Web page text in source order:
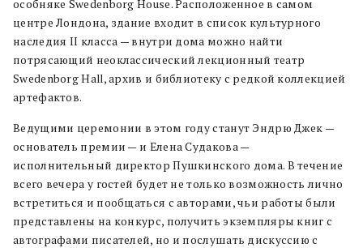
особняке Swedenborg House. Расположенное в самом
центре Лондона, здание входит в список культурного
наследия II класса — внутри дома можно найти
потрясающий неоклассический лекционный театр
Swedenborg Hall, архив и библиотеку с редкой коллекцией
артефактов.
Ведущими церемонии в этом году станут Эндрю Джек —
основатель премии — и Елена Судакова —
исполнительный директор Пушкинского дома. В течение
всего вечера у гостей будет не только возможность лично
встретиться и пообщаться с авторами, чьи работы были
представлены на конкурс, получить экземпляры книг с
автографами писателей, но и послушать дискуссию с